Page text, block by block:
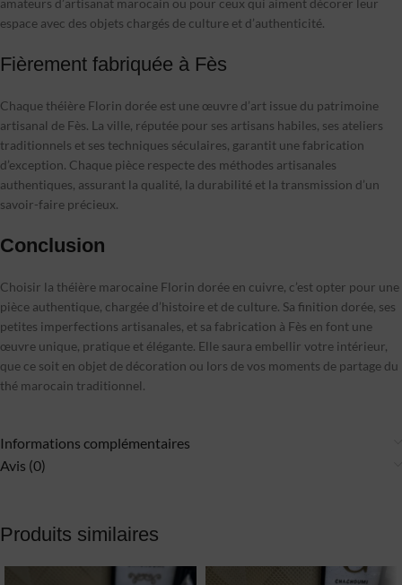
espace avec des objets chargés de culture et d’authenticité.
Fièrement fabriquée à Fès
Chaque théière Florin dorée est une œuvre d’art issue du patrimoine
artisanal de Fès. La ville, réputée pour ses artisans habiles, ses ateliers
traditionnels et ses techniques séculaires, garantit une fabrication
d’exception. Chaque pièce respecte des méthodes artisanales
authentiques, assurant la qualité, la durabilité et la transmission d’un
savoir-faire précieux.
Conclusion
Choisir la théière marocaine Florin dorée en cuivre, c’est opter pour une
pièce authentique, chargée d’histoire et de culture. Sa finition dorée, ses
petites imperfections artisanales, et sa fabrication à Fès en font une
œuvre unique, pratique et élégante. Elle saura embellir votre intérieur,
que ce soit en objet de décoration ou lors de vos moments de partage du
thé marocain traditionnel.
Informations complémentaires
Avis (0)
Produits similaires